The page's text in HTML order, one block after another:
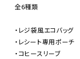
全6種類
・レジ袋風エコバッグ
・レシート専用ポーチ
・コヒースリーブ